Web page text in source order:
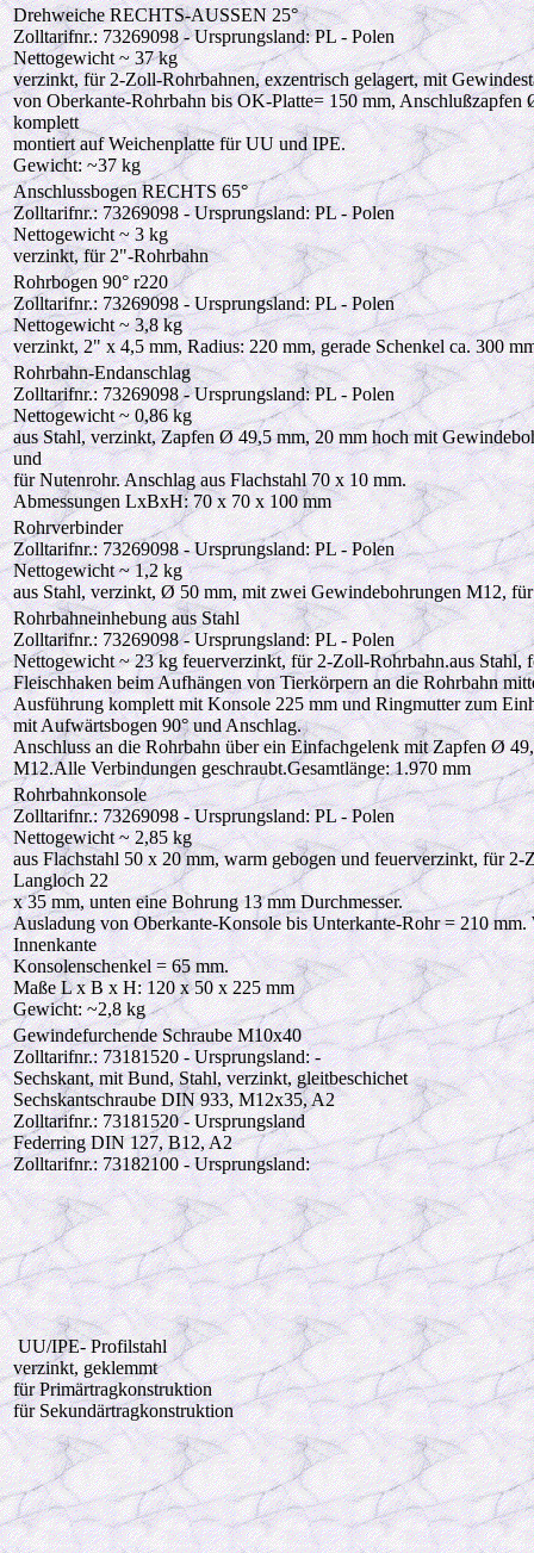
Drehweiche RECHTS-AUSSEN 25°
Zolltarifnr.: 73269098 - Ursprungsland: PL - Polen
Nettogewicht ~ 37 kg
verzinkt, für 2-Zoll-Rohrbahnen, exzentrisch gelagert, mit
von Oberkante-Rohrbahn bis OK-Platte= 150 mm, Anschlußzapfen
komplett
montiert auf Weichenplatte für UU und IPE.
Gewicht: ~37 kg
Anschlussbogen RECHTS 65°
Zolltarifnr.: 73269098 - Ursprungsland: PL - Polen
Nettogewicht ~ 3 kg
verzinkt, für 2"-Rohrbahn
Rohrbogen 90° r220
Zolltarifnr.: 73269098 - Ursprungsland: PL - Polen
Nettogewicht ~ 3,8 kg
verzinkt, 2" x 4,5 mm, Radius: 220 mm, gerade Schenkel ca. 300
Rohrbahn-Endanschlag
Zolltarifnr.: 73269098 - Ursprungsland: PL - Polen
Nettogewicht ~ 0,86 kg
aus Stahl, verzinkt, Zapfen Ø 49,5 mm, 20 mm hoch mit
und
für Nutenrohr. Anschlag aus Flachstahl 70 x 10 mm.
Abmessungen LxBxH: 70 x 70 x 100 mm
Rohrverbinder
Zolltarifnr.: 73269098 - Ursprungsland: PL - Polen
Nettogewicht ~ 1,2 kg
aus Stahl, verzinkt, Ø 50 mm, mit zwei Gewindebohrungen M12,
Rohrbahneinhebung aus Stahl
Zolltarifnr.: 73269098 - Ursprungsland: PL - Polen
Nettogewicht ~ 23 kg feuerverzinkt, für 2-Zoll-Rohrbahn.aus Stahl,
Fleischhaken beim Aufhängen von Tierkörpern an die Rohrbahn
Ausführung komplett mit Konsole 225 mm und Ringmutter zum
mit Aufwärtsbogen 90° und Anschlag.
Anschluss an die Rohrbahn über ein Einfachgelenk mit Zapfen Ø
M12.Alle Verbindungen geschraubt.Gesamtlänge: 1.970 mm
Rohrbahnkonsole
Zolltarifnr.: 73269098 - Ursprungsland: PL - Polen
Nettogewicht ~ 2,85 kg
aus Flachstahl 50 x 20 mm, warm gebogen und feuerverzinkt, für
Langloch 22
x 35 mm, unten eine Bohrung 13 mm Durchmesser.
Ausladung von Oberkante-Konsole bis Unterkante-Rohr = 210
Innenkante
Konsolenschenkel = 65 mm.
Maße L x B x H: 120 x 50 x 225 mm
Gewicht: ~2,8 kg
Gewindefurchende Schraube M10x40
Zolltarifnr.: 73181520 - Ursprungsland: -
Sechskant, mit Bund, Stahl, verzinkt, gleitbeschichet
Sechskantschraube DIN 933, M12x35, A2
Zolltarifnr.: 73181520 - Ursprungsland
Federring DIN 127, B12, A2
Zolltarifnr.: 73182100 - Ursprungsland:
UU/IPE- Profilstahl
verzinkt, geklemmt
für Primärtragkonstruktion
für Sekundärtragkonstruktion